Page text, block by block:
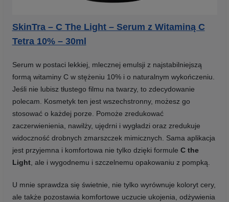
SkinTra – C The Light – Serum z Witaminą C
Tetra 10% – 30ml
Serum w postaci lekkiej, mlecznej emulsji z najstabilniejszą
formą witaminy C w stężeniu 10% i o naturalnym wykończeniu.
Jeśli nie lubisz tłustego filmu na twarzy, to zdecydowanie
polecam. Kosmetyk ten jest wszechstronny, możesz go
stosować o każdej porze. Pomoże zredukować
zaczerwienienia, nawilży, ujędrni i wygładzi oraz zredukuje
widoczność drobnych zmarszczek mimicznych. Sama aplikacja
jest przyjemna i komfortowa nie tylko dzięki formule C the
Light, ale i wygodnemu i szczelnemu opakowaniu z pompką.
U mnie sprawdza się świetnie, nie tylko wyrównuje koloryt cery,
ale także pozostawia komfortowe uczucie ukojenia, odżywienia